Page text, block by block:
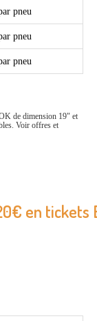
pneu
pneu
pneu
de dimension 19" et
Voir offres et
en